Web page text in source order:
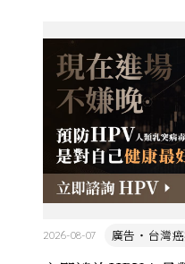
廣告・台灣
2026-08-07